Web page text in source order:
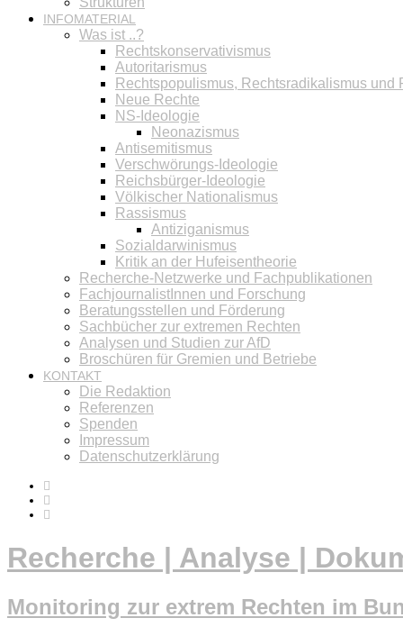
INFOMATERIAL
Was ist ..?
Rechtskonservativismus
Autoritarismus
Rechtspopulismus, Rechtsradikalismus und
Neue Rechte
NS-Ideologie
Neonazismus
Antisemitismus
Verschwörungs-Ideologie
Reichsbürger-Ideologie
Völkischer Nationalismus
Rassismus
Antiziganismus
Sozialdarwinismus
Kritik an der Hufeisentheorie
Recherche-Netzwerke und Fachpublikationen
FachjournalistInnen und Forschung
Beratungsstellen und Förderung
Sachbücher zur extremen Rechten
Analysen und Studien zur AfD
Broschüren für Gremien und Betriebe
KONTAKT
Die Redaktion
Referenzen
Spenden
Impressum
Datenschutzerklärung
Recherche | Analyse |
Monitoring zur extrem Rechten im